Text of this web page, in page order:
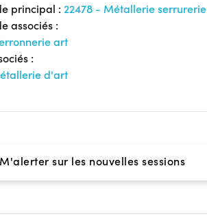
principal : 22478 - Métallerie serrurerie
associés :
art
:
d'art
M'alerter sur les nouvelles sessions